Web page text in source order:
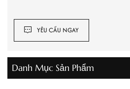
YÊU CẦU NGAY
Danh Mục Sản Phẩm